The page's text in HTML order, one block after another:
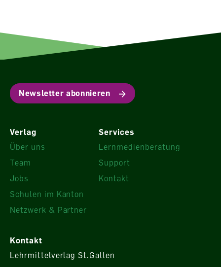
Newsletter abonnieren
Verlag
Über uns
Team
Jobs
Schulen im Kanton
Netzwerk & Partner
Services
Lernmedienberatung
Support
Kontakt
Kontakt
Lehrmittelverlag St.Gallen